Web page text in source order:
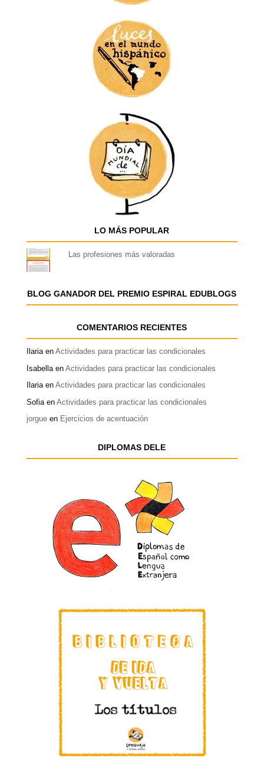
LO MÁS POPULAR
Las profesiones más valoradas
BLOG GANADOR DEL PREMIO ESPIRAL EDUBLOGS
COMENTARIOS RECIENTES
Ilariaen Actividades para practicar las condicionales
Isabellaen Actividades para practicar las condicionales
Ilariaen Actividades para practicar las condicionales
Sofiaen Actividades para practicar las condicionales
jorgueen Ejercicios de acentuación
DIPLOMAS DELE